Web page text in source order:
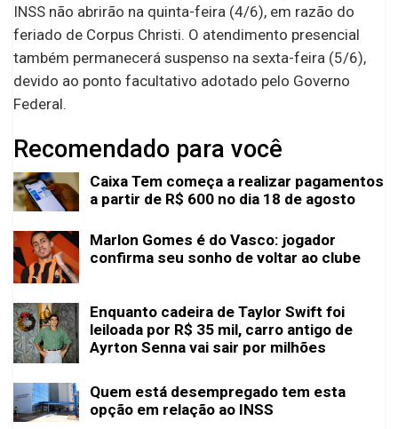
INSS não abrirão na quinta-feira (4/6), em razão do
feriado de Corpus Christi. O atendimento presencial
também permanecerá suspenso na sexta-feira (5/6),
devido ao ponto facultativo adotado pelo Governo
Federal.
Recomendado para você
Caixa Tem começa a realizar pagamentos
a partir de R$ 600 no dia 18 de agosto
Marlon Gomes é do Vasco: jogador
confirma seu sonho de voltar ao clube
Enquanto cadeira de Taylor Swift foi
leiloada por R$ 35 mil, carro antigo de
Ayrton Senna vai sair por milhões
Quem está desempregado tem esta
opção em relação ao INSS